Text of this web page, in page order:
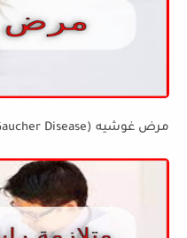
مرض غوشيه (Gaucher Disease)